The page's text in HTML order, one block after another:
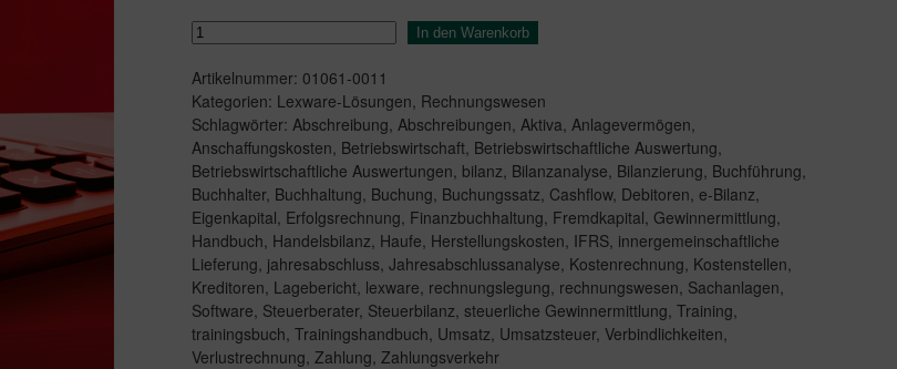
Lexware
training
Menge
In den Warenkorb
Artikelnummer: 01061-0011
Kategorien: Lexware-Lösungen, Rechnungswesen
Schlagwörter: Abschreibung, Abschreibungen, Aktiva, Anlagevermögen,
Anschaffungskosten, Betriebswirtschaft, Betriebswirtschaftliche Auswertung,
Betriebswirtschaftliche Auswertungen, bilanz, Bilanzanalyse, Bilanzierung, Buchführung,
Buchhalter, Buchhaltung, Buchung, Buchungssatz, Cashflow, Debitoren, e-Bilanz,
Eigenkapital, Erfolgsrechnung, Finanzbuchhaltung, Fremdkapital, Gewinnermittlung,
Handbuch, Handelsbilanz, Haufe, Herstellungskosten, IFRS, innergemeinschaftliche
Lieferung, jahresabschluss, Jahresabschlussanalyse, Kostenrechnung, Kostenstellen,
Kreditoren, Lagebericht, lexware, rechnungslegung, rechnungswesen, Sachanlagen,
Software, Steuerberater, Steuerbilanz, steuerliche Gewinnermittlung, Training,
trainingsbuch, Trainingshandbuch, Umsatz, Umsatzsteuer, Verbindlichkeiten,
Verlustrechnung, Zahlung, Zahlungsverkehr